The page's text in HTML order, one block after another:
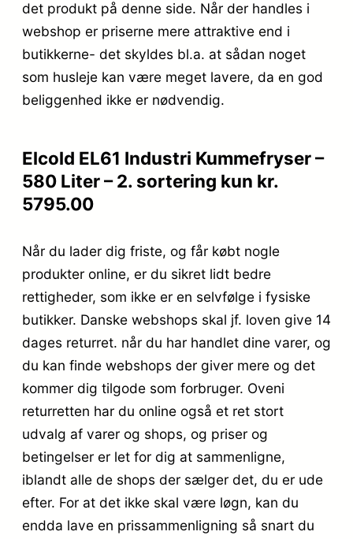
det produkt på denne side. Når der handles i
webshop er priserne mere attraktive end i
butikkerne- det skyldes bl.a. at sådan noget
som husleje kan være meget lavere, da en god
beliggenhed ikke er nødvendig.
Elcold EL61 Industri Kummefryser –
580 Liter – 2. sortering kun kr.
5795.00
Når du lader dig friste, og får købt nogle
produkter online, er du sikret lidt bedre
rettigheder, som ikke er en selvfølge i fysiske
butikker. Danske webshops skal jf. loven give 14
dages returret. når du har handlet dine varer, og
du kan finde webshops der giver mere og det
kommer dig tilgode som forbruger. Oveni
returretten har du online også et ret stort
udvalg af varer og shops, og priser og
betingelser er let for dig at sammenligne,
iblandt alle de shops der sælger det, du er ude
efter. For at det ikke skal være løgn, kan du
endda lave en prissammenligning så snart du